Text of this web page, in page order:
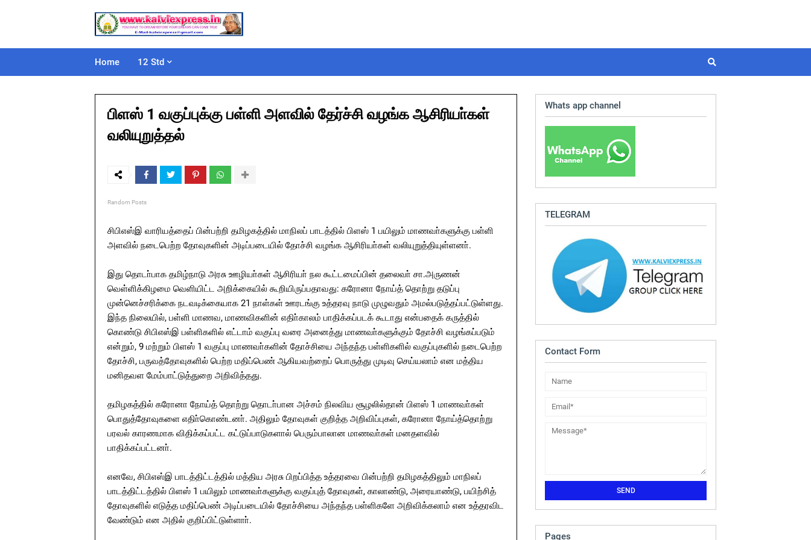
Home 12 Std
பிளஸ் 1 வகுப்புக்கு பள்ளி அளவில் தேர்ச்சி வழங்க ஆசிரியா்கள்
வலியுறுத்தல்
Random Posts
சிபிஎஸ்இ வாரியத்தைப் பின்பற்றி தமிழகத்தில் மாநிலப் பாடத்தில் பிளஸ் 1 பயிலும் மாணவா்களுக்கு பள்ளி
அளவில் நடைபெற்ற தோவுகளின் அடிப்படையில் தோச்சி வழங்க ஆசிரியா்கள் வலியுறுத்தியுள்ளனா்.
இது தொடா்பாக தமிழ்நாடு அரசு ஊழியா்கள் ஆசிரியா் நல கூட்டமைப்பின் தலைவா் சா.அருணன்
வெள்ளிக்கிழமை வெளியிட்ட அறிக்கையில் கூறியிருப்பதாவது: கரோனா நோய்த் தொற்று தடுப்பு
முன்னெச்சரிக்கை நடவடிக்கையாக 21 நாள்கள் ஊரடங்கு உத்தரவு நாடு முழுவதும் அமல்படுத்தப்பட்டுள்ளது.
இந்த நிலையில், பள்ளி மாணவ, மாணவிகளின் எதிா்காலம் பாதிக்கப்படக் கூடாது என்பதைக் கருத்தில்
கொண்டு சிபிஎஸ்இ பள்ளிகளில் எட்டாம் வகுப்பு வரை அனைத்து மாணவா்களுக்கும் தோச்சி வழங்கப்படும்
என்றும், 9 மற்றும் பிளஸ் 1 வகுப்பு மாணவா்களின் தோச்சியை அந்தந்த பள்ளிகளில் வகுப்புகளில் நடைபெற்ற
தோச்சி, பருவத்தோவுகளில் பெற்ற மதிப்பெண் ஆகியவற்றைப் பொருத்து முடிவு செய்யலாம் என மத்திய
மனிதவள மேம்பாட்டுத்துறை அறிவித்தது.
தமிழகத்தில் கரோனா நோய்த் தொற்று தொடா்பான அச்சம் நிலவிய சூழலில்தான் பிளஸ் 1 மாணவா்கள்
பொதுத்தோவுகளை எதிா்கொண்டனா். அதிலும் தோவுகள் குறித்த அறிவிப்புகள், கரோனா நோய்த்தொற்று
பரவல் காரணமாக விதிக்கப்பட்ட கட்டுப்பாடுகளால் பெரும்பாலான மாணவா்கள் மனதளவில்
பாதிக்கப்பட்டனா்.
எனவே, சிபிஎஸ்இ பாடத்திட்டத்தில் மத்திய அரசு பிறப்பித்த உத்தரவை பின்பற்றி தமிழகத்திலும் மாநிலப்
பாடத்திட்டத்தில் பிளஸ் 1 பயிலும் மாணவா்களுக்கு வகுப்புத் தோவுகள், காலாண்டு, அரையாண்டு, பயிற்சித்
தோவுகளில் எடுத்த மதிப்பெண் அடிப்படையில் தோச்சியை அந்தந்த பள்ளிகளே அறிவிக்கலாம் என உத்தரவிட
வேண்டும் என அதில் குறிப்பிட்டுள்ளாா்.
Whats app channel
TELEGRAM
Contact Form
Pages